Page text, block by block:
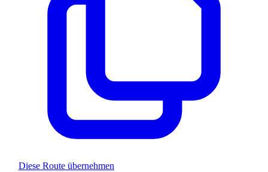
Diese Route übernehmen